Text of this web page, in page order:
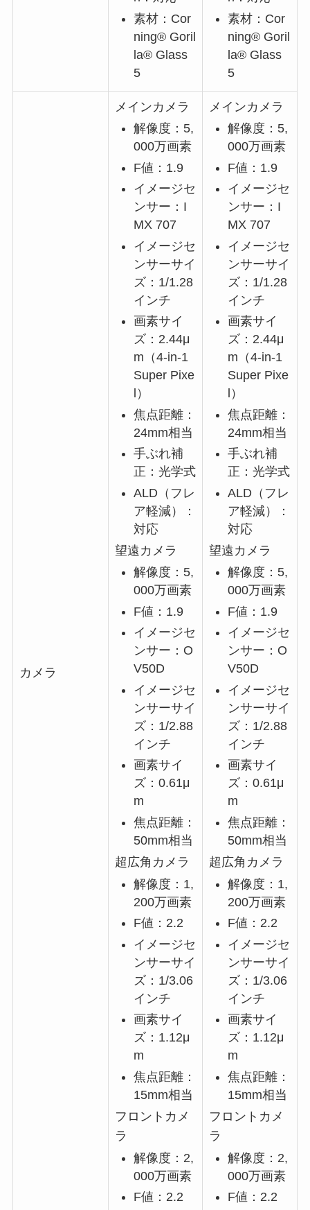
素材：Cor
ning®️ Goril
la®️ Glass
5
素材：Cor
ning®️ Goril
la®️ Glass
5
カメラ
メインカメラ
解像度：5,
000万画素
F値：1.9
イメージセ
ンサー：I
MX 707
イメージセ
ンサーサイ
ズ：1/1.28
インチ
画素サイ
ズ：2.44μ
m（4-in-1
Super Pixe
l）
焦点距離：
24mm相当
手ぶれ補
正：光学式
ALD（フレ
ア軽減）：
対応
望遠カメラ
解像度：5,
000万画素
F値：1.9
イメージセ
ンサー：O
V50D
イメージセ
ンサーサイ
ズ：1/2.88
インチ
画素サイ
ズ：0.61μ
m
焦点距離：
50mm相当
超広角カメラ
解像度：1,
200万画素
F値：2.2
イメージセ
ンサーサイ
ズ：1/3.06
インチ
画素サイ
ズ：1.12μ
m
焦点距離：
15mm相当
フロントカメ
ラ
解像度：2,
000万画素
F値：2.2
メインカメラ
解像度：5,
000万画素
F値：1.9
イメージセ
ンサー：I
MX 707
イメージセ
ンサーサイ
ズ：1/1.28
インチ
画素サイ
ズ：2.44μ
m（4-in-1
Super Pixe
l）
焦点距離：
24mm相当
手ぶれ補
正：光学式
ALD（フレ
ア軽減）：
対応
望遠カメラ
解像度：5,
000万画素
F値：1.9
イメージセ
ンサー：O
V50D
イメージセ
ンサーサイ
ズ：1/2.88
インチ
画素サイ
ズ：0.61μ
m
焦点距離：
50mm相当
超広角カメラ
解像度：1,
200万画素
F値：2.2
イメージセ
ンサーサイ
ズ：1/3.06
インチ
画素サイ
ズ：1.12μ
m
焦点距離：
15mm相当
フロントカメ
ラ
解像度：2,
000万画素
F値：2.2